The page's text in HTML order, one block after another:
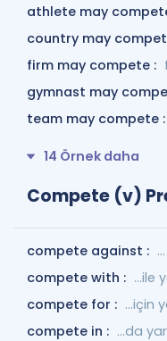
athlete may
country may
firm may compete :
gymnast may
team may compete :
14 Örnek daha
Compete (v)
compete against :
compete with : ...ile
compete for : ...için
compete in : ...da